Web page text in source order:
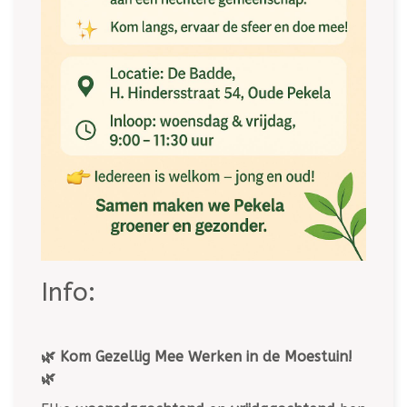
Info:
🌿 Kom Gezellig Mee Werken in de Moestuin!
🌿